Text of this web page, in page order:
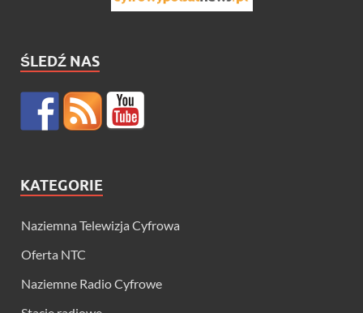
ŚLEDŹ NAS
KATEGORIE
Naziemna Telewizja Cyfrowa
Oferta NTC
Naziemne Radio Cyfrowe